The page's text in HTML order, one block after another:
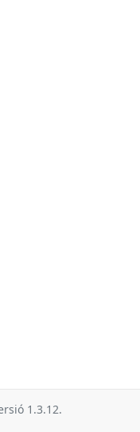
1.3.12.